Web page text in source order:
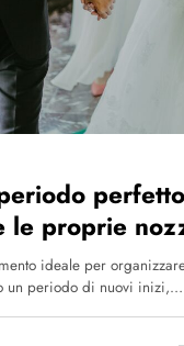
le proprie
ideale per
un periodo di nuovi inizi,…